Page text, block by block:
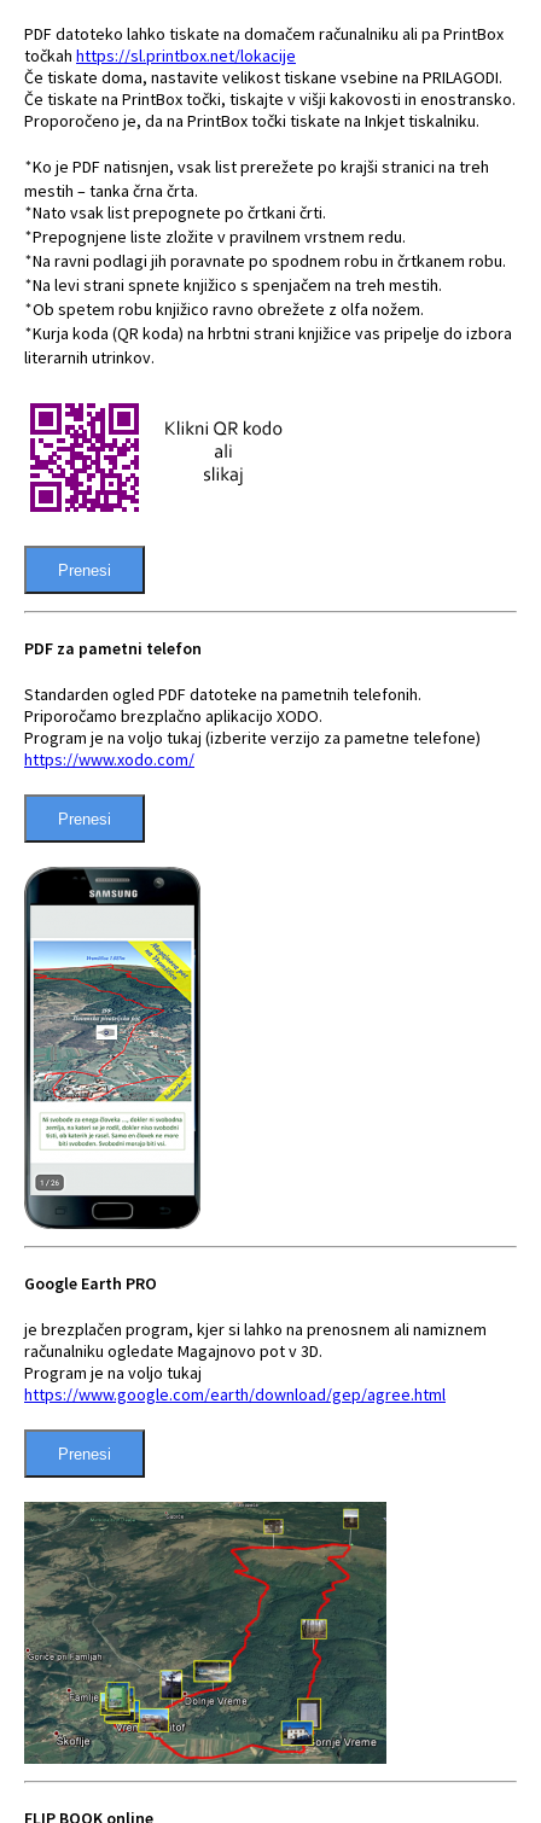
PDF datoteko lahko tiskate na domačem računalniku ali pa PrintBox
točkah https://sl.printbox.net/lokacije
Če tiskate doma, nastavite velikost tiskane vsebine na PRILAGODI.
Če tiskate na PrintBox točki, tiskajte v višji kakovosti in enostransko.
Proporočeno je, da na PrintBox točki tiskate na Inkjet tiskalniku.
*Ko je PDF natisnjen, vsak list prerežete po krajši stranici na treh
mestih – tanka črna črta.
*Nato vsak list prepognete po črtkani črti.
*Prepognjene liste zložite v pravilnem vrstnem redu.
*Na ravni podlagi jih poravnate po spodnem robu in črtkanem robu.
*Na levi strani spnete knjižico s spenjačem na treh mestih.
*Ob spetem robu knjižico ravno obrežete z olfa nožem.
*Kurja koda (QR koda) na hrbtni strani knjižice vas pripelje do izbora
literarnih utrinkov.
Prenesi
PDF za pametni telefon
Standarden ogled PDF datoteke na pametnih telefonih.
Priporočamo brezplačno aplikacijo XODO.
Program je na voljo tukaj (izberite verzijo za pametne telefone)
https://www.xodo.com/
Prenesi
Google Earth PRO
je brezplačen program, kjer si lahko na prenosnem ali namiznem
računalniku ogledate Magajnovo pot v 3D.
Program je na voljo tukaj
https://www.google.com/earth/download/gep/agree.html
Prenesi
FLIP BOOK online